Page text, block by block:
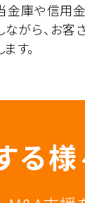
金庫や信用
ながら、お
ます。
る